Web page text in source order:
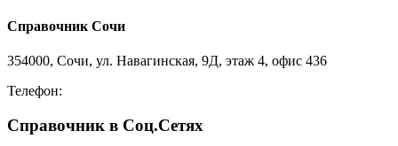
Справочник Сочи
354000, Сочи, ул. Навагинская, 9Д, этаж 4, офис 436
Телефон:
Справочник в Соц.Сетях